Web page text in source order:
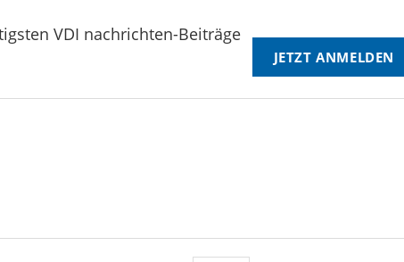
VDI nachrichten-Beiträge
JETZT ANMELDEN